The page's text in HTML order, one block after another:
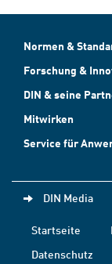
Normen &
Forschung &
DIN & seine
Mitwirken
Service für
DIN Media
Startseite
Datenschutz